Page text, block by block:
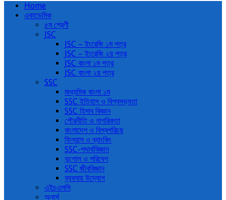
Home
একাডেমিক
৫ম শ্রেণী
JSC
JSC – ইংরেজি ১ম পত্র
JSC – ইংরেজি ২য় পত্র
JSC বাংলা ১ম পত্র
JSC বাংলা ২য় পত্র
SSC
মাধ্যমিক বাংলা ১ম
SSC ইতিহাস ও বিশ্বসভ্যতা
SSC হিসাব বিজ্ঞান
পৌরনীতি ও নাগরিকতা
বাংলাদেশ ও বিশ্বপরিচয়
ফিন্যান্স ও ব্যাংকিং
SSC-পদার্থবিজ্ঞান
ভূগোল ও পরিবেশ
SSC জীববিজ্ঞান
ব্যবসায় উদ্যোগ
এইচএসসি
অনার্স